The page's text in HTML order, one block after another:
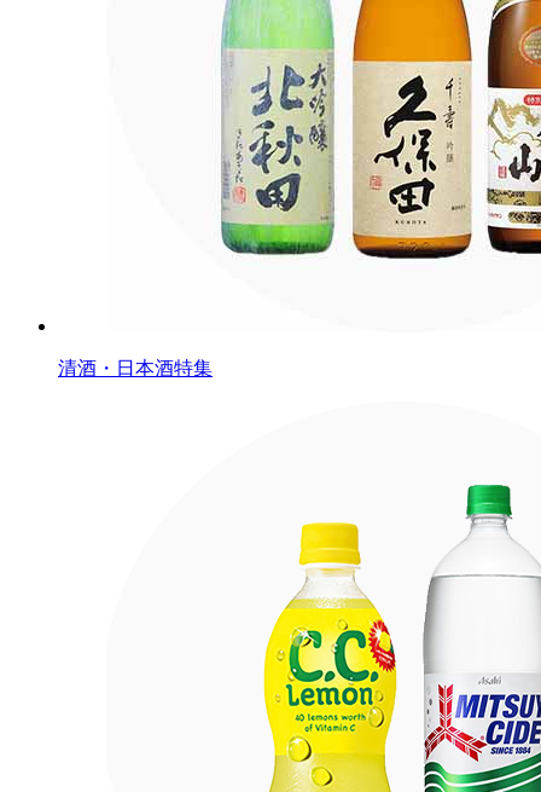
清酒・日本酒特集